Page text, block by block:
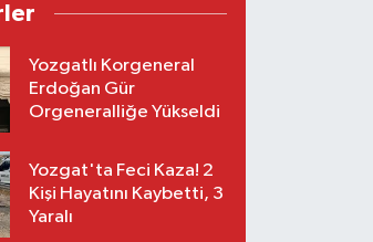
Yozgatlı Korgeneral
Erdoğan Gür
Orgeneralliğe Yükseldi
Yozgat'ta Feci Kaza! 2
Kişi Hayatını Kaybetti, 3
Yaralı